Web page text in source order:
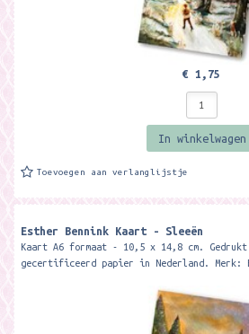
€ 1,75
In winkelwagen
Toevoegen aan verlanglijstje
Esther Bennink Kaart - Sleeën
Kaart A6 formaat - 10,5 x 14,8 cm. Gedrukt
gecertificeerd papier in Nederland. Merk: